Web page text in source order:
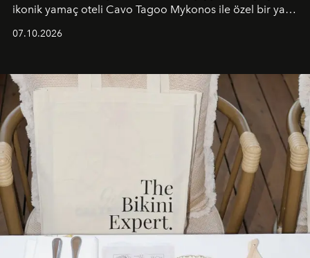
ikonik yamaç oteli Cavo Tagoo Mykonos ile özel bir yaz
buluşturarak markanın Cavo Tagoo’daki varlığını
sürükleyici ve mevsime özel bir deneyime dönüştürüyor.
07.10.2026